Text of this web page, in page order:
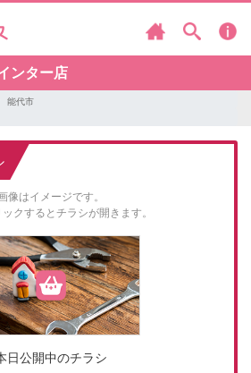
ンター店
能代市
像はイメージです。
クするとチラシが開きます。
日公開中のチラシ